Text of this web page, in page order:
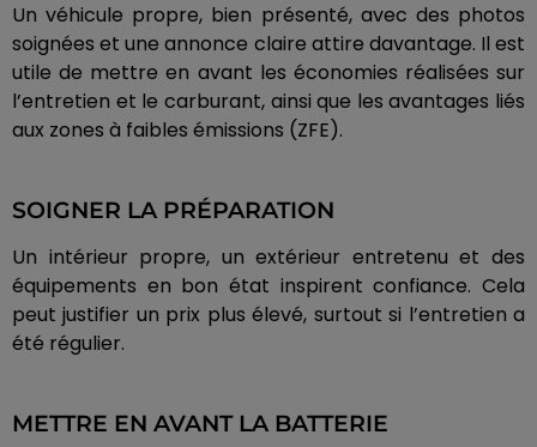
Un véhicule propre, bien présenté, avec des photos
soignées et une annonce claire attire davantage. Il est
utile de mettre en avant les économies réalisées sur
l’entretien et le carburant, ainsi que les avantages liés
aux zones à faibles émissions (ZFE).
SOIGNER LA PRÉPARATION
Un intérieur propre, un extérieur entretenu et des
équipements en bon état inspirent confiance. Cela
peut justifier un prix plus élevé, surtout si l’entretien a
été régulier.
METTRE EN AVANT LA BATTERIE